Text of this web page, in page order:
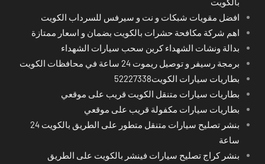
افضل مقويات شبكات و نت و سيرفس للسرداب الكويت
اهم شركة مكافحة حشرات بالكويت بضمان و اسعار ممتازة
بدالة ونشات الشهداء كرين سحب سيارات الشهداء
برمجة رسيفر و توصيل ريموت 24 ساعة في محافظات الكويت
بطاريات سيارات الكويت52227338
بطاريات سيارات متنقل الكويت قريب على موقعي
بطاريات سيارات مكفولة قريب على موقعي
بنشر تصليح سيارات متنقل متطور على الطريق بالكويت 24
ساعة
بنشر كراج تصليح سيارات فينشر بالكويت على الطريق